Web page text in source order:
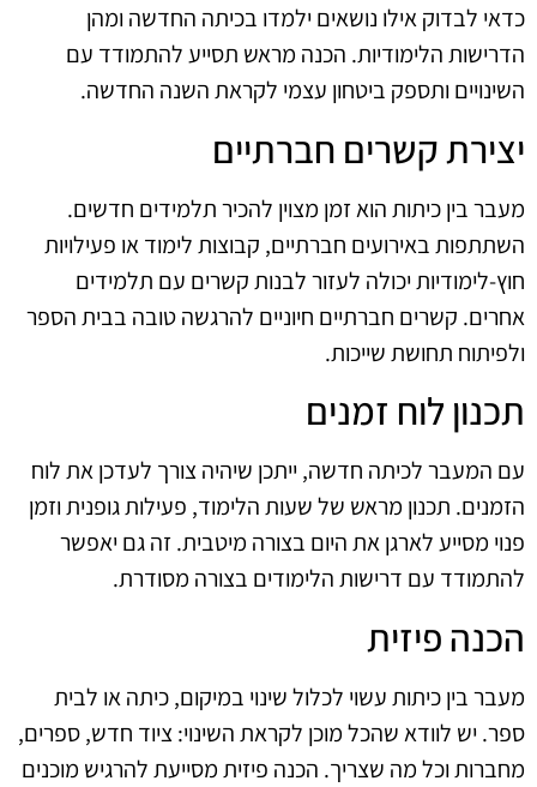
כדאי לבדוק אילו נושאים ילמדו בכיתה החדשה ומהן
הדרישות הלימודיות. הכנה מראש תסייע להתמודד עם
השינויים ותספק ביטחון עצמי לקראת השנה החדשה.
יצירת קשרים חברתיים
מעבר בין כיתות הוא זמן מצוין להכיר תלמידים חדשים.
השתתפות באירועים חברתיים, קבוצות לימוד או פעילויות
חוץ-לימודיות יכולה לעזור לבנות קשרים עם תלמידים
אחרים. קשרים חברתיים חיוניים להרגשה טובה בבית הספר
ולפיתוח תחושת שייכות.
תכנון לוח זמנים
עם המעבר לכיתה חדשה, ייתכן שיהיה צורך לעדכן את לוח
הזמנים. תכנון מראש של שעות הלימוד, פעילות גופנית וזמן
פנוי מסייע לארגן את היום בצורה מיטבית. זה גם יאפשר
להתמודד עם דרישות הלימודים בצורה מסודרת.
הכנה פיזית
מעבר בין כיתות עשוי לכלול שינוי במיקום, כיתה או לבית
ספר. יש לוודא שהכל מוכן לקראת השינוי: ציוד חדש, ספרים,
מחברות וכל מה שצריך. הכנה פיזית מסייעת להרגיש מוכנים